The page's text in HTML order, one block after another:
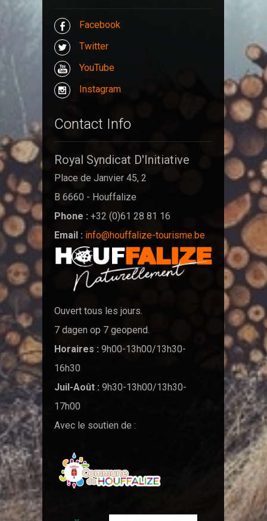
Facebook
Twitter
YouTube
Instagram
Contact Info
Royal Syndicat D'Initiative
Place de Janvier 45, 2
B 6660 - Houffalize
Phone : +32 (0)61 28 81 16
Email : info@houffalize-tourisme.be
Ouvert tous les jours.
7 dagen op 7 geopend.
Horaires : 9h00-13h00/13h30-
16h30
Juil-Août : 9h30-13h00/13h30-
17h00
Avec le soutien de :